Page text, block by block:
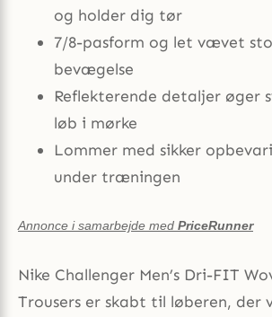
og holder dig tør
7/8-pasform og let vævet
bevægelse
Reflekterende detaljer øger
løb i mørke
Lommer med sikker
under træningen
Annonce i samarbejde med PriceRunner
Nike Challenger Men’s Dri-FIT
Trousers er skabt til løberen, der